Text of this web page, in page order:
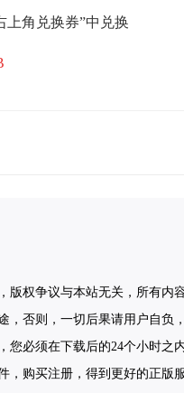
上角兑换券”中兑换
版权争议与本站无关，所有内
，否则，一切后果请用户自
您必须在下载后的24个小时之
，购买注册，得到更好的正版